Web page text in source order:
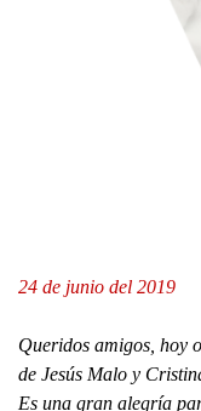
24 de junio del 2019
Queridos amigos, hoy
de Jesús Malo y
Es una gran alegría